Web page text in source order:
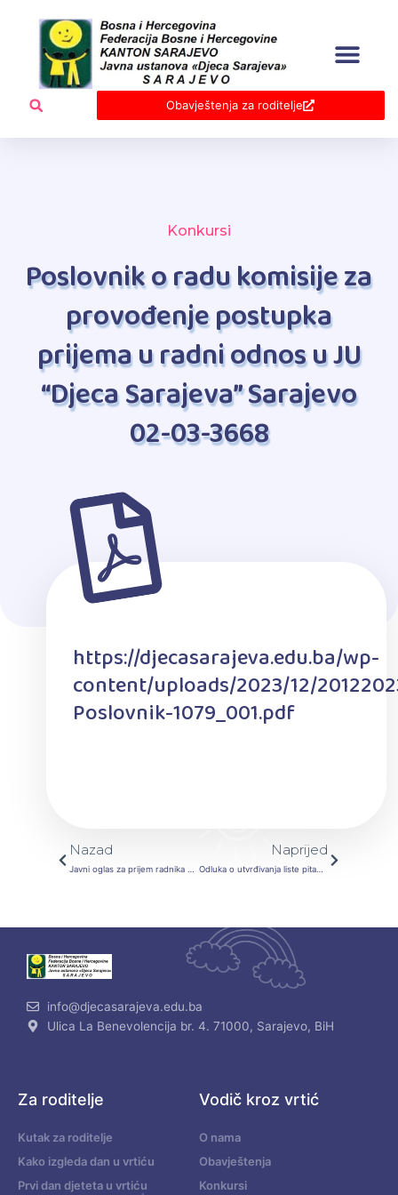
content
Obavještenja za roditelje
Konkursi
Poslovnik o radu komisije za
provođenje postupka
prijema u radni odnos u JU
“Djeca Sarajeva” Sarajevo
02-03-3668
https://djecasarajeva.edu.ba/wp-
content/uploads/2023/12/
Poslovnik-1079_001.pdf
Prev
Nazad
Javni oglas za prijem radnika na određeno vrijeme 02-01-985/23
Naprijed
Odluka o utvrđivanja liste pitanja za pismeni i usmeni ispit i literature iz oblasti iz koje će se polagati
info@djecasarajeva.edu.ba
Ulica La Benevolencija br. 4. 71000, Sarajevo, BiH
Za roditelje
Kutak za roditelje
Kako izgleda dan u vrtiću
Prvi dan djeteta u vrtiću
Vodič kroz vrtić
O nama
Obavještenja
Konkursi